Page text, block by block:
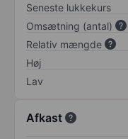
Seneste lukkekurs
Omsætning (antal)
Relativ mængde
Høj
Lav
Afkast